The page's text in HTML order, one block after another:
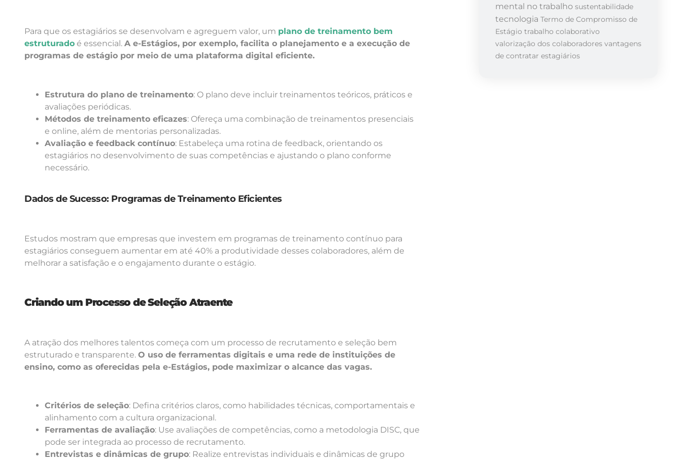
Para que os estagiários se desenvolvam e agreguem valor, um plano de treinamento bem
estruturado é essencial. A e-Estágios, por exemplo, facilita o planejamento e a execução de
programas de estágio por meio de uma plataforma digital eficiente.
Estrutura do plano de treinamento: O plano deve incluir treinamentos teóricos, práticos e
avaliações periódicas.
Métodos de treinamento eficazes: Ofereça uma combinação de treinamentos presenciais
e online, além de mentorias personalizadas.
Avaliação e feedback contínuo: Estabeleça uma rotina de feedback, orientando os
estagiários no desenvolvimento de suas competências e ajustando o plano conforme
necessário.
Dados de Sucesso: Programas de Treinamento Eficientes
Estudos mostram que empresas que investem em programas de treinamento contínuo para
estagiários conseguem aumentar em até 40% a produtividade desses colaboradores, além de
melhorar a satisfação e o engajamento durante o estágio.
Criando um Processo de Seleção Atraente
A atração dos melhores talentos começa com um processo de recrutamento e seleção bem
estruturado e transparente. O uso de ferramentas digitais e uma rede de instituições de
ensino, como as oferecidas pela e-Estágios, pode maximizar o alcance das vagas.
Critérios de seleção: Defina critérios claros, como habilidades técnicas, comportamentais e
alinhamento com a cultura organizacional.
Ferramentas de avaliação: Use avaliações de competências, como a metodologia DISC, que
pode ser integrada ao processo de recrutamento.
Entrevistas e dinâmicas de grupo: Realize entrevistas individuais e dinâmicas de grupo
mental no trabalho sustentabilidade
tecnologia Termo de Compromisso de
Estágio trabalho colaborativo
valorização dos colaboradores vantagens
de contratar estagiários